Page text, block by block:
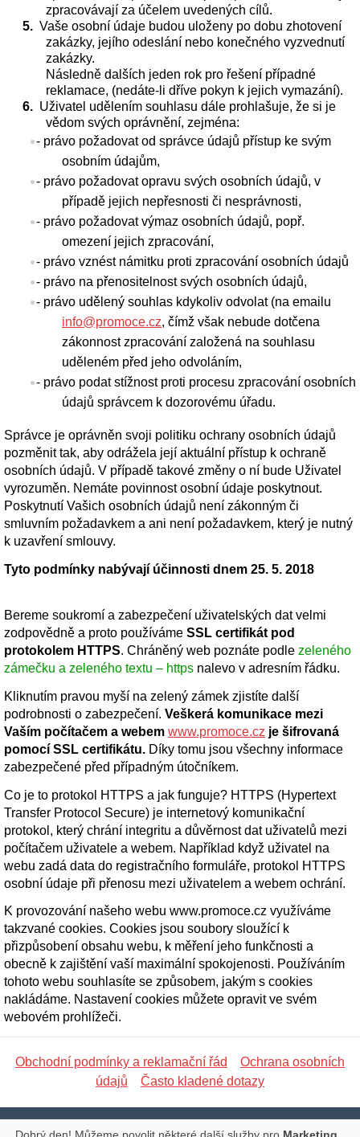
zpracovávají za účelem uvedených cílů.
Vaše osobní údaje budou uloženy po dobu zhotovení
zakázky, jejího odeslání nebo konečného vyzvednutí
zakázky.
Následně dalších jeden rok pro řešení případné
reklamace, (nedáte-li dříve pokyn k jejich vymazání).
Uživatel udělením souhlasu dále prohlašuje, že si je
vědom svých oprávnění, zejména:
- právo požadovat od správce údajů přístup ke svým
osobním údajům,
- právo požadovat opravu svých osobních údajů, v
případě jejich nepřesnosti či nesprávnosti,
- právo požadovat výmaz osobních údajů, popř.
omezení jejich zpracování,
- právo vznést námitku proti zpracování osobních údajů
- právo na přenositelnost svých osobních údajů,
- právo udělený souhlas kdykoliv odvolat (na emailu
info@promoce.cz, čímž však nebude dotčena
zákonnost zpracování založená na souhlasu
uděleném před jeho odvoláním,
- právo podat stížnost proti procesu zpracování osobních
údajů správcem k dozorovému úřadu.
Správce je oprávněn svoji politiku ochrany osobních údajů
pozměnit tak, aby odrážela její aktuální přístup k ochraně
osobních údajů. V případě takové změny o ní bude Uživatel
vyrozuměn. Nemáte povinnost osobní údaje poskytnout.
Poskytnutí Vašich osobních údajů není zákonným či
smluvním požadavkem a ani není požadavkem, který je nutný
k uzavření smlouvy.
Tyto podmínky nabývají účinnosti dnem 25. 5. 2018
Bereme soukromí a zabezpečení uživatelských dat velmi
zodpovědně a proto používáme SSL certifikát pod
protokolem HTTPS. Chráněný web poznáte podle zeleného
zámečku a zeleného textu – https nalevo v adresním řádku.
Kliknutím pravou myší na zelený zámek zjistíte další
podrobnosti o zabezpečení. Veškerá komunikace mezi
Vaším počítačem a webem www.promoce.cz je šifrovaná
pomocí SSL certifikátu. Díky tomu jsou všechny informace
zabezpečené před případným útočníkem.
Co je to protokol HTTPS a jak funguje? HTTPS (Hypertext
Transfer Protocol Secure) je internetový komunikační
protokol, který chrání integritu a důvěrnost dat uživatelů mezi
počítačem uživatele a webem. Například když uživatel na
webu zadá data do registračního formuláře, protokol HTTPS
osobní údaje při přenosu mezi uživatelem a webem ochrání.
K provozování našeho webu www.promoce.cz využíváme
takzvané cookies. Cookies jsou soubory sloužící k
přizpůsobení obsahu webu, k měření jeho funkčnosti a
obecně k zajištění vaší maximální spokojenosti. Používáním
tohoto webu souhlasíte se způsobem, jakým s cookies
nakládáme. Nastavení cookies můžete opravit ve svém
webovém prohlížeči.
Obchodní podmínky a reklamační řád
Ochrana osobních
údajů
Často kladené dotazy
Libická 17, PRAHA 3, Tel.: 777 673 127, E-mail: